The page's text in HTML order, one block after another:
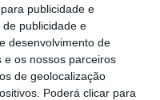
publicidade e
publicidade e
desenvolvimento de
e os nossos parceiros
de geolocalização
Poderá clicar para
na sequência
ligeiro em Torres